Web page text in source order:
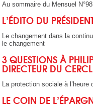
Au sommaire du Mensuel
L’ÉDITO DU
Le changement dans la
le changement
3 QUESTIONS À
DIRECTEUR DU
La protection sociale à l’heure
LE COIN DE